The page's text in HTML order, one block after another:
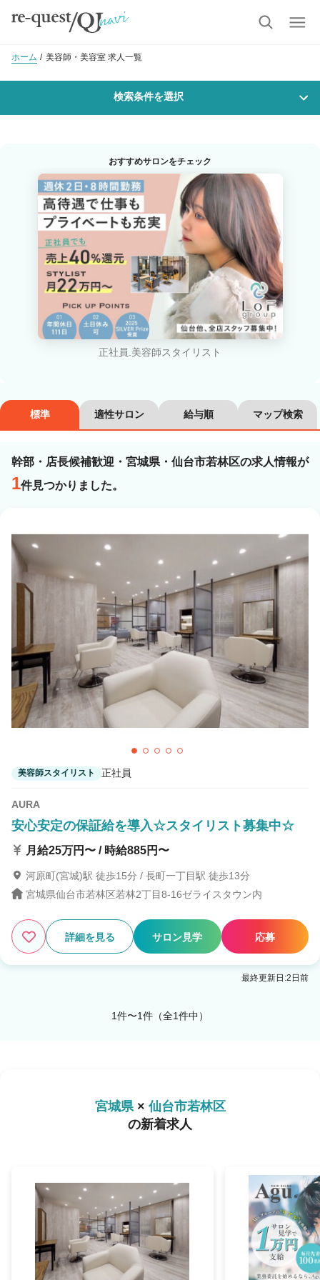
ホーム 美容師・美容室 求人一覧
検索条件を選択
沿線・駅を選択 市区町村を選択
仙台市若林区
職種・技能ランク
美容師スタイリスト 美容師アシスタント
カラーリスト
ネイリスト エステティシャン
講師・インストラクター 営業・販売スタッフ・その他
雇用形態
業務委託・フリーランス 紹介・派遣
詳細条件
幹部・店長候補歓迎 詳細条件を変更
この条件の求人数
おすすめサロンをチェック
正社員.美容師スタイリスト
標準 適性サロン 給与順 マップ検索
幹部・店長候補歓迎・宮城県・仙台市若林区の求人情報が
1件見つかりました。
美容師スタイリスト 正社員
AURA
安心安定の保証給を導入☆スタイリスト募集中☆
月給25万円〜 / 時給885円〜
河原町(宮城)駅 徒歩15分 / 長町一丁目駅 徒歩13分
宮城県仙台市若林区若林2丁目8-16ゼライスタウン内
詳細を見る サロン見学 応募
最終更新日:2日前
1件〜1件（全1件中）
宮城県× 仙台市若林区
の新着求人